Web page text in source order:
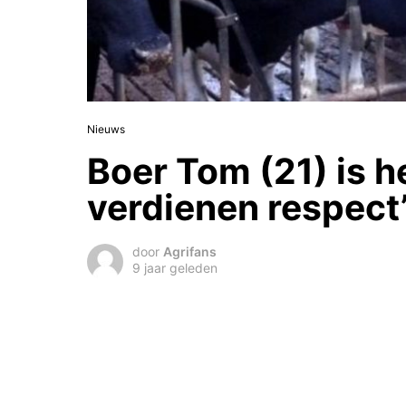
Nieuws
Boer Tom (21) is
verdienen
door Agrifans
9 jaar geleden